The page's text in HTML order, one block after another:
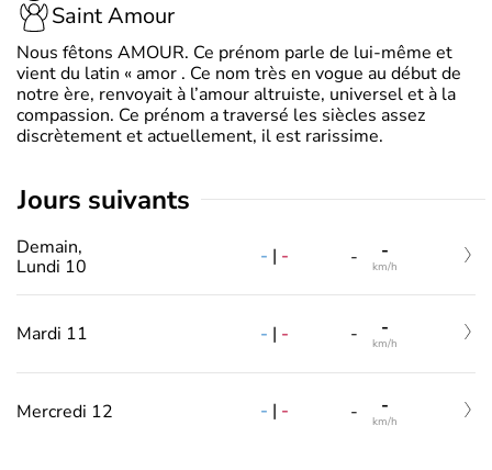
Saint Amour
Nous fêtons AMOUR. Ce prénom parle de lui-même et
vient du latin « amor . Ce nom très en vogue au début de
notre ère, renvoyait à l’amour altruiste, universel et à la
compassion. Ce prénom a traversé les siècles assez
discrètement et actuellement, il est rarissime.
jours suivants
Demain,
Lundi 10
- | - - -
km/h
Mardi 11 - | - - -
km/h
Mercredi 12 - | - - -
km/h